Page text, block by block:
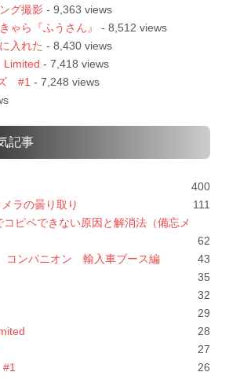
グ撮影 - 9,363 views
ゃら『ふうさん』
- 8,512 views
入れた - 8,430 views
- 7,418 views
#1 - 7,248 views
記事
400
ラの曇り取り
111
ピペできない原因と解消法（備忘メ
62
コンパニオン 輸入車ブース編
43
35
32
29
28
27
26